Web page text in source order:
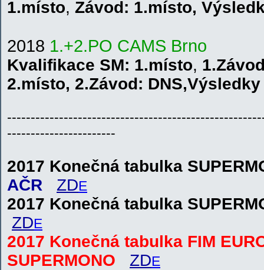
1.místo, Závod: 1.místo, V
2018 1.+2.PO CAMS Brno
Kvalifikace SM: 1.místo,
2.místo, 2.Závod: DNS,V
-----------------------
2017 Konečná tabulka
AČR
ZDE
2017 Konečná tabulka
ZDE
2017 Konečná tabulka FIM
SUPERMONO ZDE